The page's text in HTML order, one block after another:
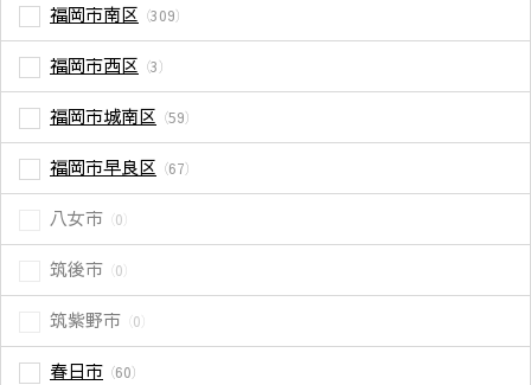
福岡市南区 （309）
福岡市西区 （3）
福岡市城南区 （59）
福岡市早良区 （67）
八女市 （0）
筑後市 （0）
筑紫野市 （0）
春日市 （60）